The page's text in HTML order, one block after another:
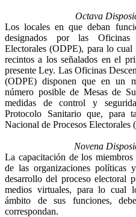
Octava
Los locales en que deban
designados por las Oficinas
Electorales (ODPE), para lo
recintos a los señalados en el
presente Ley. Las Oficinas
(ODPE) disponen que en un
número posible de Mesas de
medidas de control y
Protocolo Sanitario que, para
Nacional de Procesos
Novena
La capacitación de los
de las organizaciones políticas
desarrollo del proceso electoral
medios virtuales, para lo cual
ámbito de sus funciones,
correspondan.